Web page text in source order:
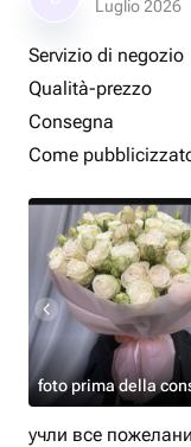
Luglio 2026
Servizio di negozio
Qualità-prezzo
Consegna
Come
foto prima della
учли все